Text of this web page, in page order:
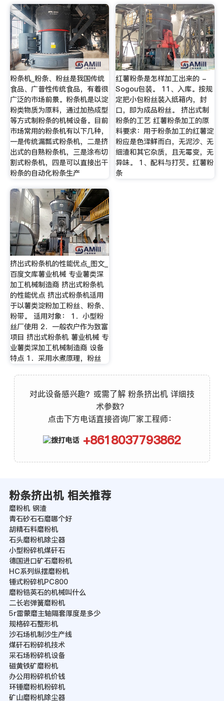
粉条机_粉条、粉丝是我国传统
食品、广普性传统食品，有着很
广泛的市场前景。粉条机是以淀
粉类物质为原料，通过加热成型
等方式制粉条的机械设备。目前
市场常用的粉条机有以下几种，
一是传统漏瓢式粉条机，二是挤
出式的自熟粉条机，三是涂布切
割式粉条机，四是可以直接出干
粉条的自动化粉条生产
红薯粉条是怎样加工出来的 -
Sogou包装。 11、入库。按规
定把小包粉丝装入纸箱内，封
口，即为成品粉丝。 挤出式制
粉条的工艺 红薯粉条加工的原
料要求：用于粉条加工的红薯淀
粉应是色泽鲜而白，无泥沙、无
细渣和其它杂质，且无霉变，无
异味。 1、配料与打芡。红薯粉
条
挤出式粉条机的性能优点_图文_
百度文库薯业机械 专业薯类深
加工机械制造商 挤出式粉条机
的性能优点 挤出式粉条机适用
于以薯类淀粉加工粉丝、粉条、
粉带。 适用对象： 1．小型粉
丝厂使用 2．一般农户作为致富
项目 挤出式粉条机 薯业机械 专
业薯类深加工机械制造商 设备
特点 1．采用水煮原理，粉丝
对此设备感兴趣？或需了解 粉条挤出机 详细技
术参数？
点击下方电话直接咨询厂家工程师：
+8618037793862
粉条挤出机 相关推荐
磨粉机 钢渣
青石砂石石磨哪个好
胡精石料磨粉机
石头磨粉机除尘器
小型粉碎机煤矸石
德国进口矿石磨粉机
HC系列纵摆磨粉机
锤式粉碎机PC800
磨粉锆英石的机械叫什么
二长岩弹簧磨粉机
5r雷蒙磨主轴隔套厚度是多少
规格碎石整形机
沙石场机制沙生产线
煤矸石粉碎机技术
采石场粉碎机设备
磁黄铁矿磨粉机
办公用粉碎机价钱
环锤磨粉机粉碎机
矿山磨粉机除尘器